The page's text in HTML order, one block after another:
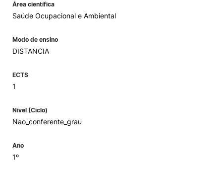
Área científica
Saúde Ocupacional e Ambiental
Modo de ensino
DISTANCIA
ECTS
1
Nível (Ciclo)
Nao_conferente_grau
Ano
1º